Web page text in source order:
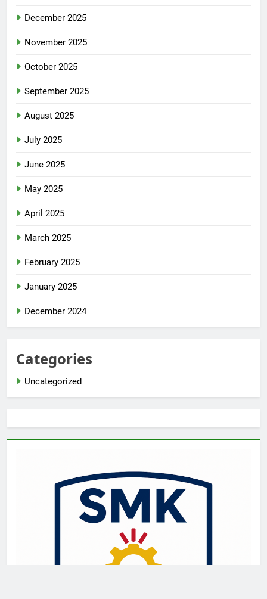
December 2025
November 2025
October 2025
September 2025
August 2025
July 2025
June 2025
May 2025
April 2025
March 2025
February 2025
January 2025
December 2024
Categories
Uncategorized